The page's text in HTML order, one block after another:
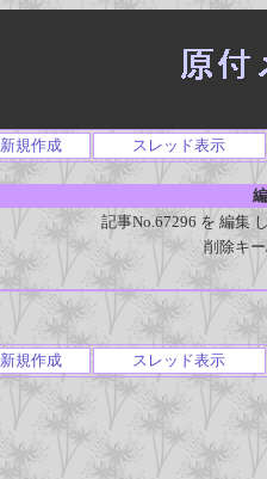
新規作成 スレッド表示
記事No.67296 を 編集
削除キ
新規作成 スレッド表示